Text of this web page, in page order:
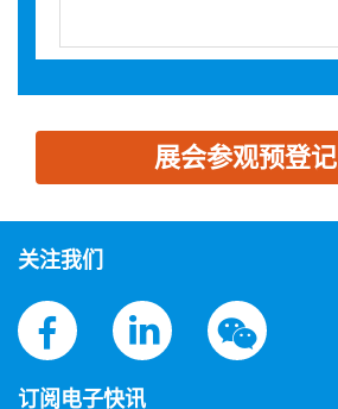
展会参观预登记
关注我们
订阅电子快讯